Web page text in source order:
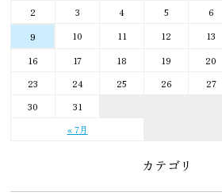
« 7月
2
3 4 5 6
9
10 11 12 13
16
17 18 19 20
23
24 25 26 27
30
31
カテゴリ